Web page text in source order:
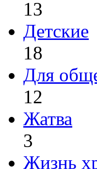
13
Детские
18
Для
12
Жатва
3
Жизнь